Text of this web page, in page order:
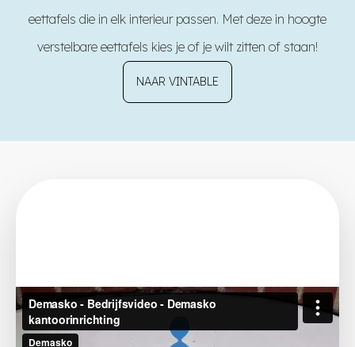
eettafels die in elk interieur passen. Met deze in hoogte
verstelbare eettafels kies je of je wilt zitten of staan!
NAAR VINTABLE